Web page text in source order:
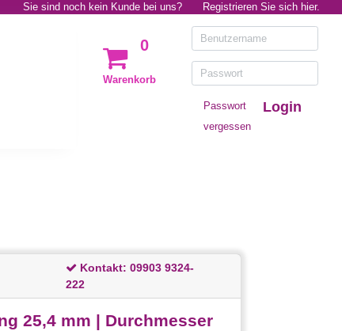
Sie sind noch kein Kunde bei uns? Registrieren Sie sich hier.
0
Warenkorb
Passwort
vergessen
Login
Kontakt:09903 9324-
222
25,4 mm | Durchmesser